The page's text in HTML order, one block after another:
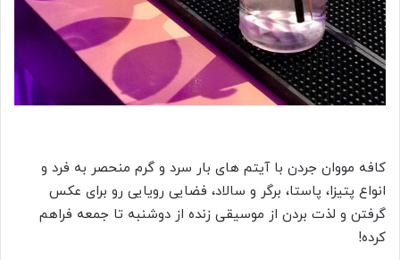
کافه مووان جردن با آیتم های بار سرد و گرم منحصر به فرد و
انواع پتیزا، پاستا، برگر و سالاد، فضایی رویایی رو برای عکس
گرفتن و لذت بردن از موسیقی زنده از دوشنبه تا جمعه فراهم
کرده!